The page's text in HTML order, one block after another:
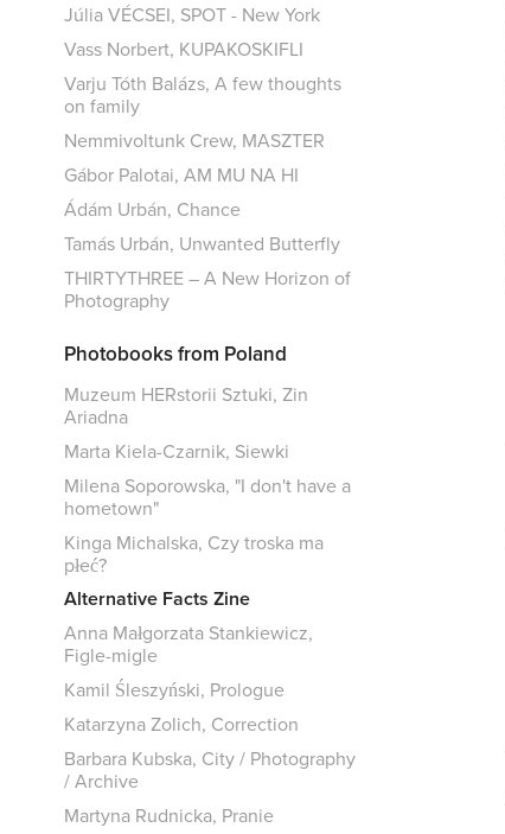
Júlia VÉCSEI, SPOT - New York
Vass Norbert, KUPAKOSKIFLI
Varju Tóth Balázs, A few thoughts
on family
Nemmivoltunk Crew, MASZTER
Gábor Palotai, AM MU NA HI
Ádám Urbán, Chance
Tamás Urbán, Unwanted Butterfly
THIRTYTHREE – A New Horizon of
Photography
Photobooks from Poland
Muzeum HERstorii Sztuki, Zin
Ariadna
Marta Kiela-Czarnik, Siewki
Milena Soporowska, "I don't have a
hometown"
Kinga Michalska, Czy troska ma
płeć?
Alternative Facts Zine
Anna Małgorzata Stankiewicz,
Figle-migle
Kamil Śleszyński, Prologue
Katarzyna Zolich, Correction
Barbara Kubska, City / Photography
/ Archive
Martyna Rudnicka, Pranie